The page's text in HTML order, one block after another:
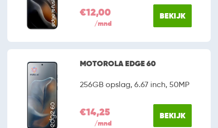
€12,00
/mnd
BEKIJK
MOTOROLA EDGE 60
256GB opslag, 6.67 inch, 50MP
€14,25
/mnd
BEKIJK